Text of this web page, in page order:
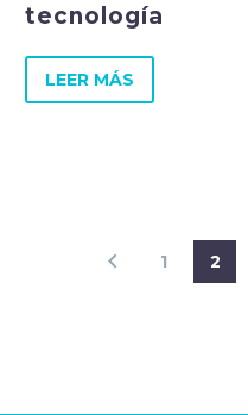
tecnología
LEER MÁS
1 2